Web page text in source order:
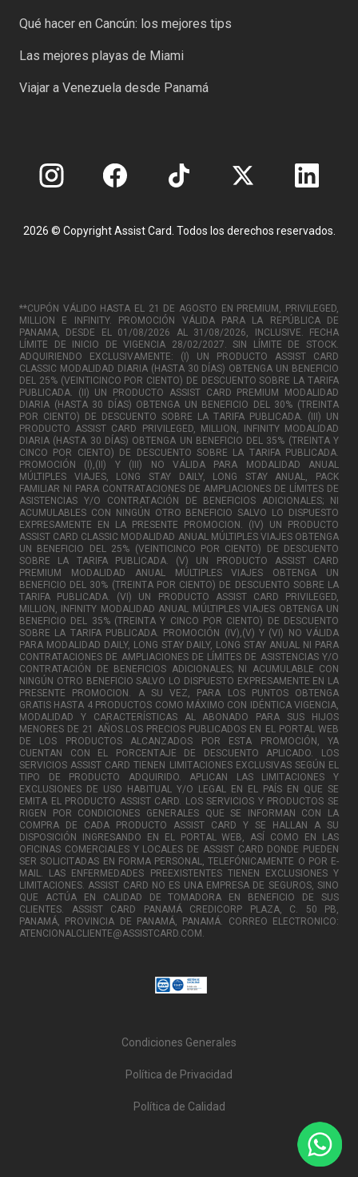
Qué hacer en Cancún: los mejores tips
Las mejores playas de Miami
Viajar a Venezuela desde Panamá
2026 © Copyright Assist Card. Todos los derechos reservados.
**CUPÓN VÁLIDO HASTA EL 21 DE AGOSTO EN PREMIUM, PRIVILEGED,
MILLION E INFINITY. PROMOCIÓN VÁLIDA PARA LA REPÚBLICA DE
PANAMA, DESDE EL 01/08/2026 AL 31/08/2026, INCLUSIVE. FECHA
LÍMITE DE INICIO DE VIGENCIA 28/02/2027. SIN LÍMITE DE STOCK.
ADQUIRIENDO EXCLUSIVAMENTE: (I) UN PRODUCTO ASSIST CARD
CLASSIC MODALIDAD DIARIA (HASTA 30 DÍAS) OBTENGA UN BENEFICIO
DEL 25% (VEINTICINCO POR CIENTO) DE DESCUENTO SOBRE LA TARIFA
PUBLICADA. (II) UN PRODUCTO ASSIST CARD PREMIUM MODALIDAD
DIARIA (HASTA 30 DÍAS) OBTENGA UN BENEFICIO DEL 30% (TREINTA
POR CIENTO) DE DESCUENTO SOBRE LA TARIFA PUBLICADA. (III) UN
PRODUCTO ASSIST CARD PRIVILEGED, MILLION, INFINITY MODALIDAD
DIARIA (HASTA 30 DÍAS) OBTENGA UN BENEFICIO DEL 35% (TREINTA Y
CINCO POR CIENTO) DE DESCUENTO SOBRE LA TARIFA PUBLICADA.
PROMOCIÓN (I),(II) Y (III) NO VÁLIDA PARA MODALIDAD ANUAL
MÚLTIPLES VIAJES, LONG STAY DAILY, LONG STAY ANUAL, PACK
FAMILIAR NI PARA CONTRATACIONES DE AMPLIACIONES DE LÍMITES DE
ASISTENCIAS Y/O CONTRATACIÓN DE BENEFICIOS ADICIONALES; NI
ACUMULABLES CON NINGÚN OTRO BENEFICIO SALVO LO DISPUESTO
EXPRESAMENTE EN LA PRESENTE PROMOCION. (IV) UN PRODUCTO
ASSIST CARD CLASSIC MODALIDAD ANUAL MÚLTIPLES VIAJES OBTENGA
UN BENEFICIO DEL 25% (VEINTICINCO POR CIENTO) DE DESCUENTO
SOBRE LA TARIFA PUBLICADA. (V) UN PRODUCTO ASSIST CARD
PREMIUM MODALIDAD ANUAL MÚLTIPLES VIAJES OBTENGA UN
BENEFICIO DEL 30% (TREINTA POR CIENTO) DE DESCUENTO SOBRE LA
TARIFA PUBLICADA. (VI) UN PRODUCTO ASSIST CARD PRIVILEGED,
MILLION, INFINITY MODALIDAD ANUAL MÚLTIPLES VIAJES OBTENGA UN
BENEFICIO DEL 35% (TREINTA Y CINCO POR CIENTO) DE DESCUENTO
SOBRE LA TARIFA PUBLICADA. PROMOCIÓN (IV),(V) Y (VI) NO VÁLIDA
PARA MODALIDAD DAILY, LONG STAY DAILY, LONG STAY ANUAL NI PARA
CONTRATACIONES DE AMPLIACIONES DE LÍMITES DE ASISTENCIAS Y/O
CONTRATACIÓN DE BENEFICIOS ADICIONALES; NI ACUMULABLE CON
NINGÚN OTRO BENEFICIO SALVO LO DISPUESTO EXPRESAMENTE EN LA
PRESENTE PROMOCION. A SU VEZ, PARA LOS PUNTOS OBTENGA
GRATIS HASTA 4 PRODUCTOS COMO MÁXIMO CON IDÉNTICA VIGENCIA,
MODALIDAD Y CARACTERÍSTICAS AL ABONADO PARA SUS HIJOS
MENORES DE 21 AÑOS.LOS PRECIOS PUBLICADOS EN EL PORTAL WEB
DE LOS PRODUCTOS ALCANZADOS POR ESTA PROMOCIÓN, YA
CUENTAN CON EL PORCENTAJE DE DESCUENTO APLICADO. LOS
SERVICIOS ASSIST CARD TIENEN LIMITACIONES EXCLUSIVAS SEGÚN EL
TIPO DE PRODUCTO ADQUIRIDO. APLICAN LAS LIMITACIONES Y
EXCLUSIONES DE USO HABITUAL Y/O LEGAL EN EL PAÍS EN QUE SE
EMITA EL PRODUCTO ASSIST CARD. LOS SERVICIOS Y PRODUCTOS SE
RIGEN POR CONDICIONES GENERALES QUE SE INFORMAN CON LA
COMPRA DE CADA PRODUCTO ASSIST CARD Y SE HALLAN A SU
DISPOSICIÓN INGRESANDO EN EL PORTAL WEB, ASÍ COMO EN LAS
OFICINAS COMERCIALES Y LOCALES DE ASSIST CARD DONDE PUEDEN
SER SOLICITADAS EN FORMA PERSONAL, TELEFÓNICAMENTE O POR E-
MAIL. LAS ENFERMEDADES PREEXISTENTES TIENEN EXCLUSIONES Y
LIMITACIONES. ASSIST CARD NO ES UNA EMPRESA DE SEGUROS, SINO
QUE ACTÚA EN CALIDAD DE TOMADORA EN BENEFICIO DE SUS
CLIENTES. ASSIST CARD PANAMÁ CREDICORP PLAZA, C. 50 PB,
PANAMÁ, PROVINCIA DE PANAMÁ, PANAMÁ. CORREO ELECTRONICO:
ATENCIONALCLIENTE@ASSISTCARD.COM.
Condiciones Generales
Política de Privacidad
Política de Calidad